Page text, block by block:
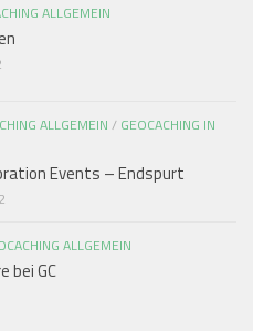
ALLGEMEIN
ALLGEMEIN / GEOCACHING IN
Events – Endspurt
ALLGEMEIN
bei GC